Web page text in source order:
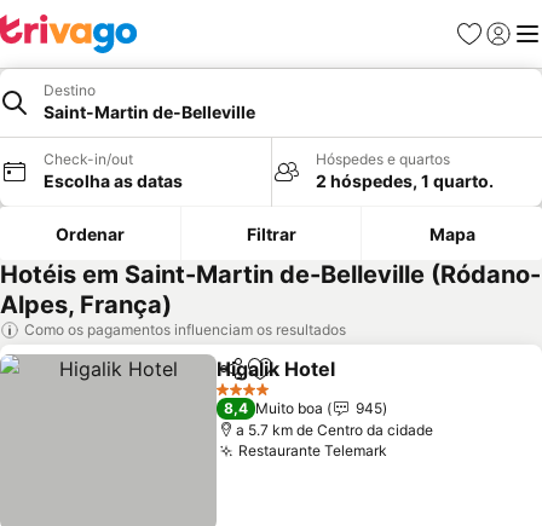
Favoritos
Iniciar
Destino
Saint-Martin de-Belleville
Check-in/out
Escolha as datas
Hóspedes e quartos
2 hóspedes, 1 quarto.
Ordenar Filtrar Mapa
Hotéis em Saint-Martin de-Belleville (Ródano-
Alpes, França)
Como os pagamentos influenciam os resultados
PartilharAdicionar aos favoritos
Higalik Hotel
4 Estrelas
8,4 Muito boa
945
a 5.7 km de Centro da cidade
Restaurante Telemark